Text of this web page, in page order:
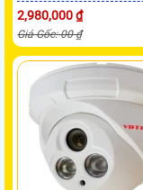
2,980,000 ₫
Giá Gốc: 00 ₫